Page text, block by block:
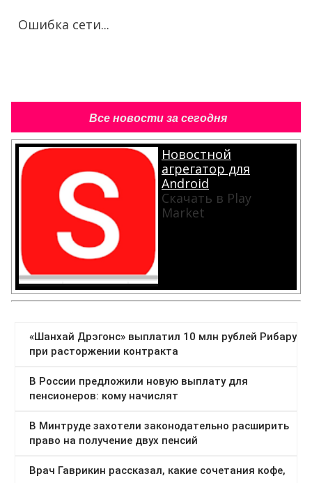
Ошибка сети...
Все новости за сегодня
Новостной
агрегатор для
Android
Скачать в Play
Market